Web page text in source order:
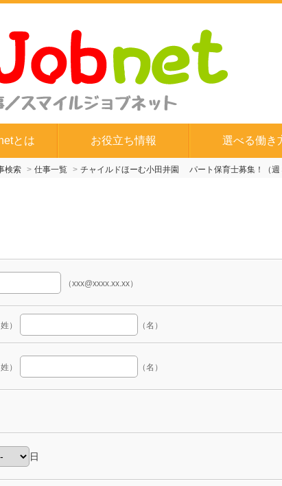
とは お役立ち情報 選べる働き
検索 仕事一覧 チャイルドほーむ小田井園 パート保育士募集！（週
（xxx@xxxx.xx.xx）
姓） （名）
姓） （名）
日